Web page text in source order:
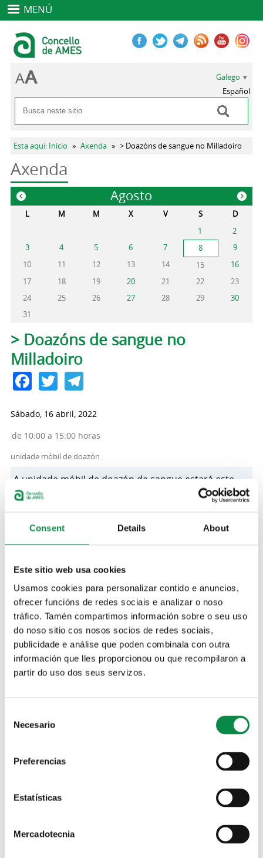
Consent Details About
Este sitio web usa cookies
Usamos cookies para personalizar contido e anuncios,
ofrecer funcións de redes sociais e analizar o noso
tráfico. Tamén compartimos información sobre o seu uso
do noso sitio cos nosos socios de redes sociais,
publicidade e análise que poden combinala con outra
información que lles proporcionou ou que recompilaron a
partir do uso dos seus servizos.
Selection
Necesario
Preferencias
Estatísticas
Mercadotecnia
MENÚ
Formulario de busca
Buscar
Galego
Español
Vostede está aquí
Esta aqui: Inicio » Axenda » > Doazóns de sangue no Milladoiro
Axenda
Agosto
« »
L M M X V S
D
1
2
3
4 5 6 7 8
9
10
11 12 13 14 15
16
17
18 19 20 21 22
23
24
25 26 27 28 29
30
31
Pestanas principais
> Doazóns de sangue no
Milladoiro
Facebook
TwitterTelegram
Sábado, 16 abril, 2022
de 10:00 a 15:00 horas
unidade móbil de doazón
A unidade móbil de doazón de sangue estará este
sábado 16 de abril no Milladoiro, na rúa Cruxa, no
cruce coa avenida Rosalía de Castro. O horario será
pandemia do coronavirus, e para regular a afluencia
de doantes e evitar esperas, cómpre solicitar cita
828.